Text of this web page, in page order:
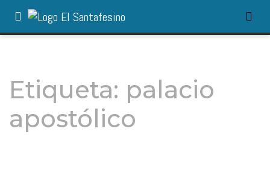
Etiqueta: palacio
apostólico